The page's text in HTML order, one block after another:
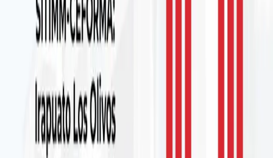
プライベート
June 19, 2026
ークショップの基本的な側面 (プログラ
ムと福利厚生)
組合の教育および職業訓練プログラムの一環として、ワークシ
ョップ「Infonavit 管理の基本的側面（プログラムと福利厚
生）」が、今年 6 月 19 日金曜日、午前 10 時から午前 10 時ま